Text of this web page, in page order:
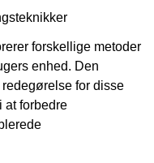
forskellige metoder
enhed. Den
for disse
at forbedre